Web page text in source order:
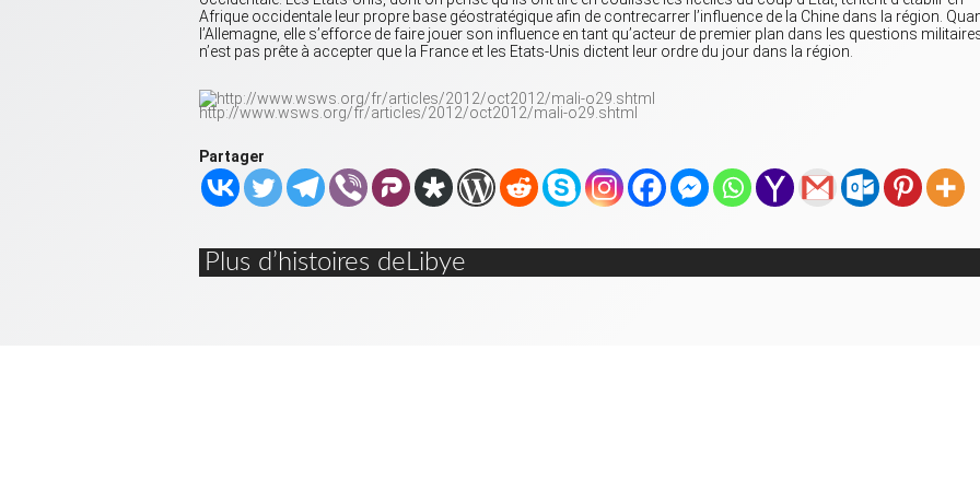
Afrique occidentale leur propre base géostratégique afin de contrecarrer l’influence de la Chine dans la région.
l’Allemagne, elle s’efforce de faire jouer son influence en tant qu’acteur de premier plan dans les questions
n’est pas prête à accepter que la France et les Etats-Unis dictent leur ordre du jour dans la région.
http://www.wsws.org/fr/articles/2012/oct2012/mali-o29.shtml
Partager
Plus d’histoires deLibye